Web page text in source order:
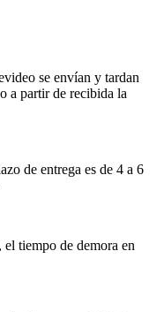
se envían y tardan
a partir de recibida la
de entrega es de 4 a 6
tiempo de demora en